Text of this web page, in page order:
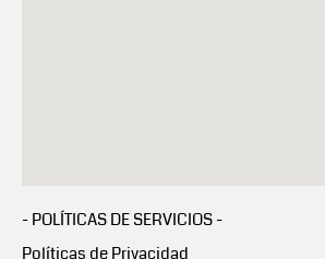
- POLÍTICAS DE SERVICIOS -
Políticas de Privacidad